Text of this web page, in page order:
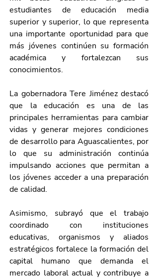
estudiantes de educación media
superior y superior, lo que representa
una importante oportunidad para que
más jóvenes continúen su formación
académica y fortalezcan sus
conocimientos.
La gobernadora Tere Jiménez destacó
que la educación es una de las
principales herramientas para cambiar
vidas y generar mejores condiciones
de desarrollo para Aguascalientes, por
lo que su administración continúa
impulsando acciones que permitan a
los jóvenes acceder a una preparación
de calidad.
Asimismo, subrayó que el trabajo
coordinado con instituciones
educativas, organismos y aliados
estratégicos fortalece la formación del
capital humano que demanda el
mercado laboral actual y contribuye a